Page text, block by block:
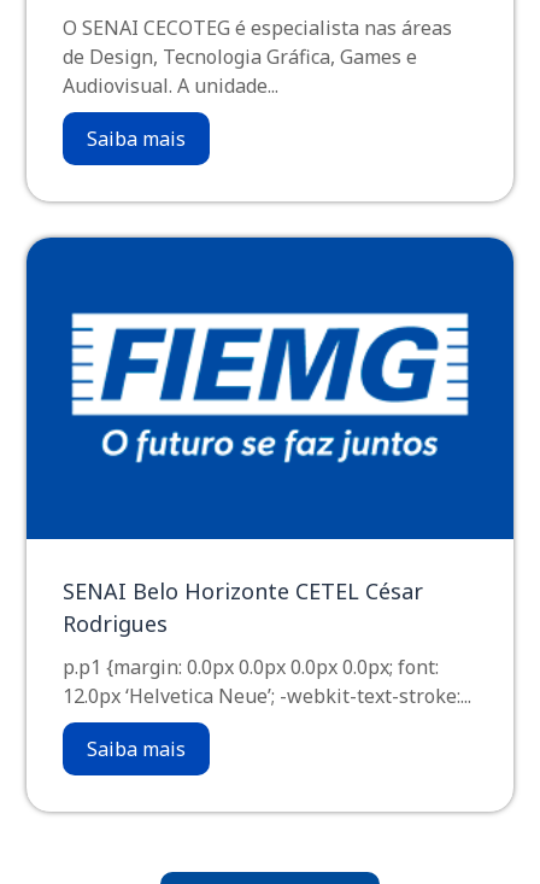
O SENAI CECOTEG é especialista nas áreas
de Design, Tecnologia Gráfica, Games e
Audiovisual. A unidade...
Saiba mais
SENAI Belo Horizonte CETEL César
Rodrigues
p.p1 {margin: 0.0px 0.0px 0.0px 0.0px; font:
12.0px ‘Helvetica Neue’; -webkit-text-stroke:...
Saiba mais